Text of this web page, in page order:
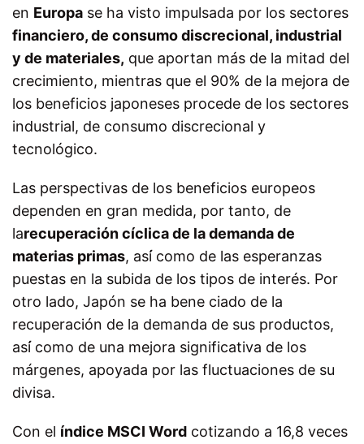
en Europa se ha visto impulsada por los sectores
financiero, de consumo discrecional, industrial
y de materiales, que aportan más de la mitad del
crecimiento, mientras que el 90% de la mejora de
los beneficios japoneses procede de los sectores
industrial, de consumo discrecional y
tecnológico.
Las perspectivas de los beneficios europeos
dependen en gran medida, por tanto, de
larecuperación cíclica de la demanda de
materias primas, así́ como de las esperanzas
puestas en la subida de los tipos de interés. Por
otro lado, Japón se ha bene ciado de la
recuperación de la demanda de sus productos,
así́ como de una mejora significativa de los
márgenes, apoyada por las fluctuaciones de su
divisa.
Con el índice MSCI Word cotizando a 16,8 veces